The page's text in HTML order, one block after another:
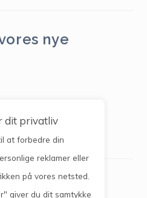
nye
privatliv
at forbedre din
reklamer eller
på vores netsted.
giver du dit samtykke